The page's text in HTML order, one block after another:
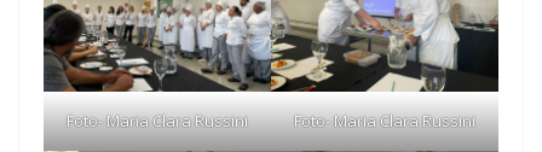
Foto- Maria Clara Russini Foto- Maria Clara Russini